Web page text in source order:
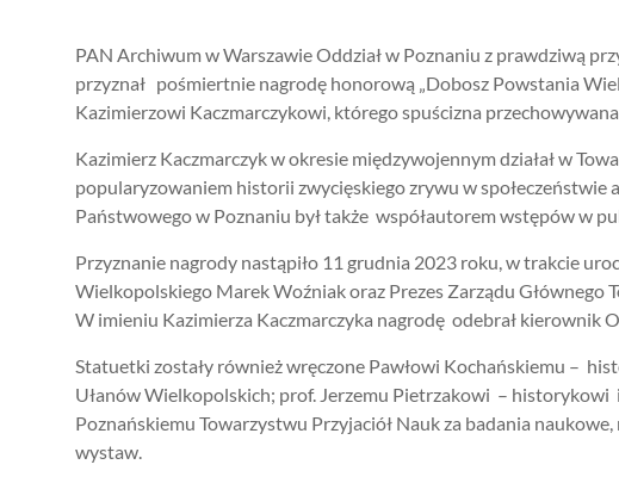
PAN Archiwum w Warszawie Oddział w Poznaniu z prawdziwą
przyznał pośmiertnie nagrodę honorową „Dobosz Powstania
Kazimierzowi Kaczmarczykowi, którego spuścizna
Kazimierz Kaczmarczyk w okresie międzywojennym działał w
popularyzowaniem historii zwycięskiego zrywu w
Państwowego w Poznaniu był także współautorem wstępów w
Przyznanie nagrody nastąpiło 11 grudnia 2023 roku, w trakcie
Wielkopolskiego Marek Woźniak oraz Prezes Zarządu Głównego
W imieniu Kazimierza Kaczmarczyka nagrodę odebrał kierownik
Statuetki zostały również wręczone Pawłowi Kochańskiemu –
Ułanów Wielkopolskich; prof. Jerzemu Pietrzakowi –
Poznańskiemu Towarzystwu Przyjaciół Nauk za badania
wystaw.